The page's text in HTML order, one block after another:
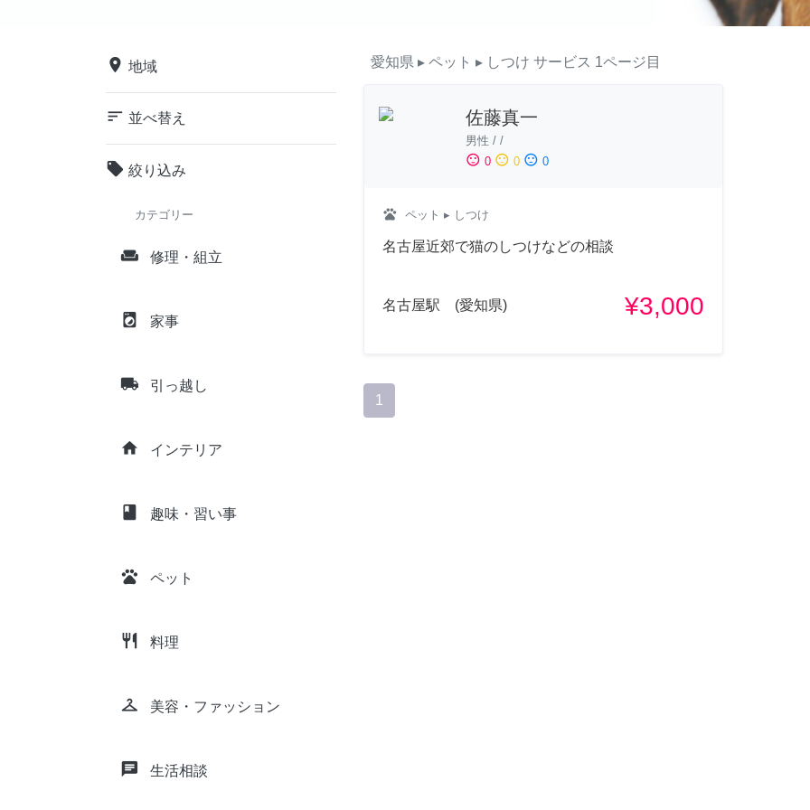
place 地域
sort 並べ替え
local_offer 絞り込み
カテゴリー
weekend 修理・組立
local_laundry_service 家事
local_shipping 引っ越し
home インテリア
class 趣味・習い事
pets ペット
restaurant 料理
checkroom 美容・ファッション
chat 生活相談
愛知県 ▸ ペット ▸ しつけ サービス 1ページ目
佐藤真一
男性 / /
sentiment_satisfied 0 sentiment_neutral 0 sentiment_dissatisfied 0
pets ペット ▸ しつけ
名古屋近郊で猫のしつけなどの相談
名古屋駅 (愛知県) ¥3,000
1